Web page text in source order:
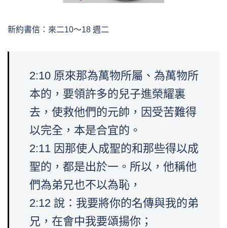
新約書信：來二10～18 週二
2:10 原來那為萬物所屬、為萬物所
本的，要領許多的兒子進榮耀裏
去，使救他們的元帥，因受苦難得
以完全，本是合宜的。
2:11 因那使人成聖的和那些得以成
聖的，都是出於一。所以，他稱他
們為弟兄也不以為恥，
2:12 說：我要將你的名傳與我的弟
兄，在會中我要頌揚你；